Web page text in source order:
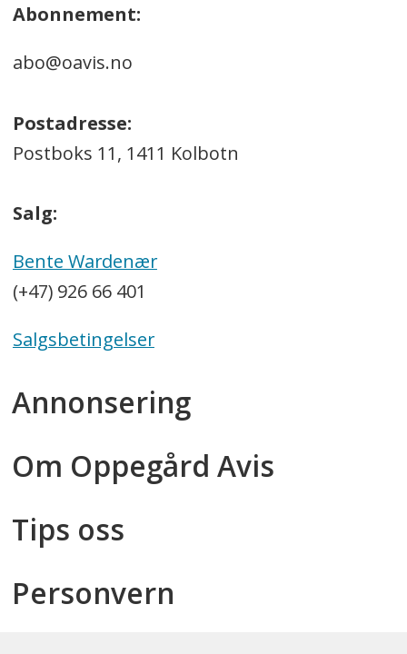
Abonnement:
abo@oavis.no
Postadresse:
Postboks 11, 1411 Kolbotn
Salg:
Bente Wardenær
(+47) 926 66 401
Salgsbetingelser
Annonsering
Om Oppegård Avis
Tips oss
Personvern